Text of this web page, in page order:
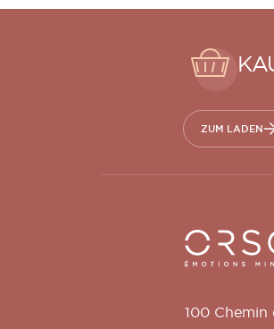
ZUM LADEN
Orsol S.A.
100 Chemin